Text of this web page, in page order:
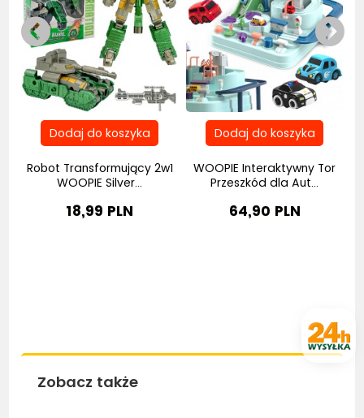
Robot Transformujący 2w1
WOOPIE Silver...
18,99 PLN
WOOPIE Interaktywny Tor
Przeszkód dla Aut...
64,90 PLN
Zobacz także